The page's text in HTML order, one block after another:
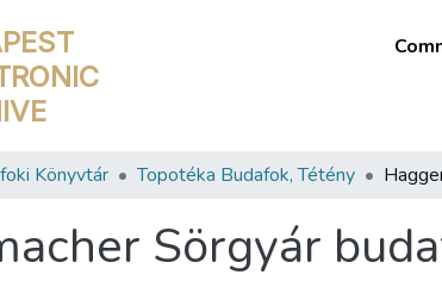
Könyvtár Topotéka Budafok, Tétény
Sörgyár